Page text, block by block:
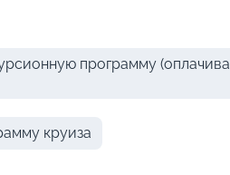
программу
круиза